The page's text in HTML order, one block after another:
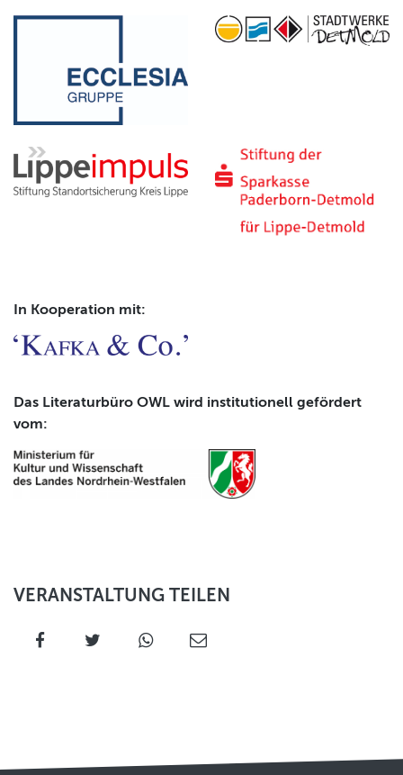
In Kooperation mit:
Das Literaturbüro OWL wird institutionell gefördert
vom:
VERANSTALTUNG TEILEN